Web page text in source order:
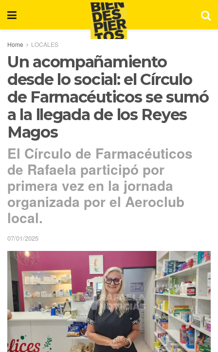
Home LOCALES
Un acompañamiento
desde lo social: el Círculo
de Farmacéuticos se sumó
a la llegada de los Reyes
Magos
El Círculo de Farmacéuticos
de Rafaela participó por
primera vez en la jornada
organizada por el Aeroclub
local.
07/01/2025